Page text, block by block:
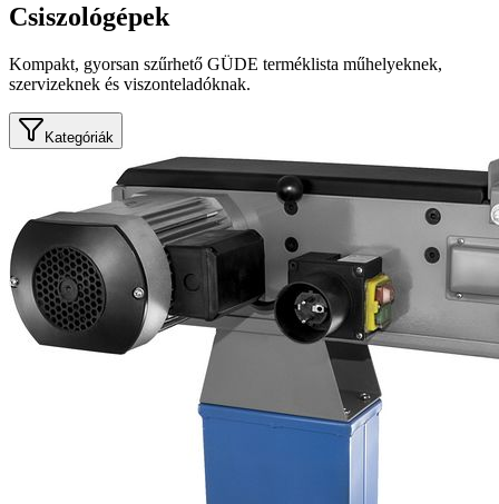
Csiszológépek
Kompakt, gyorsan szűrhető GÜDE terméklista műhelyeknek,
szervizeknek és viszonteladóknak.
Kategóriák